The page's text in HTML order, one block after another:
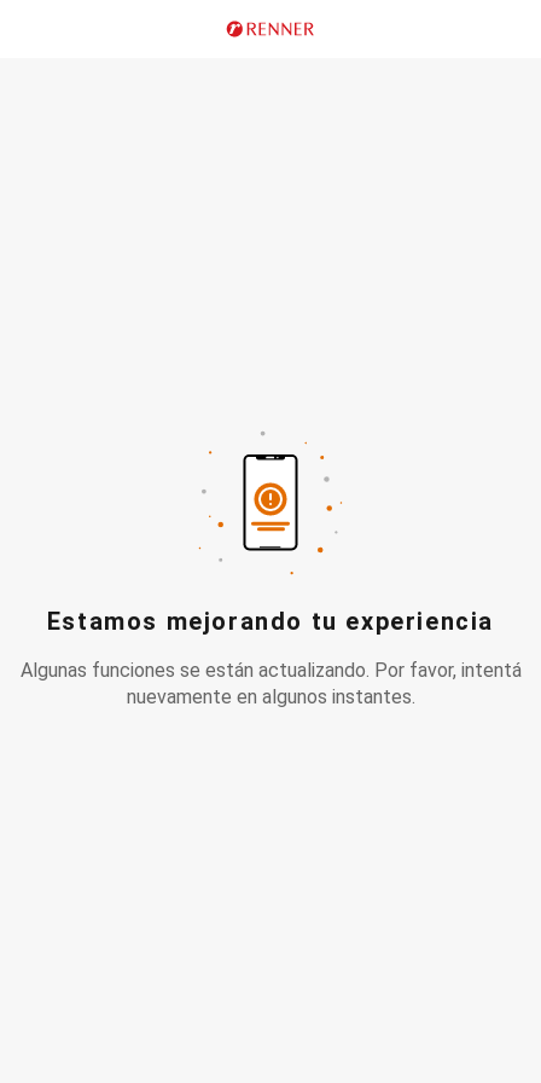
Estamos mejorando tu experiencia
Algunas funciones se están actualizando. Por favor, intentá
nuevamente en algunos instantes.